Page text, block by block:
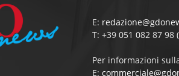
E:
T: +39 051 082 87 98
Per informazioni
E: